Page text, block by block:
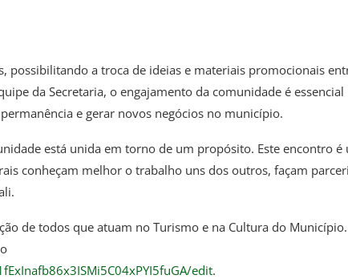
possibilitando a troca de ideias e materiais promocionais
da Secretaria, o engajamento da comunidade é essencial
e gerar novos negócios no município.
está unida em torno de um propósito. Este encontro é
conheçam melhor o trabalho uns dos outros, façam
de todos que atuam no Turismo e na Cultura do
edit.